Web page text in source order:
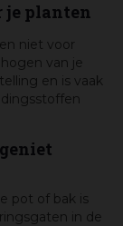
je planten
niet voor
van je
en is vaak
pot of bak is
in de